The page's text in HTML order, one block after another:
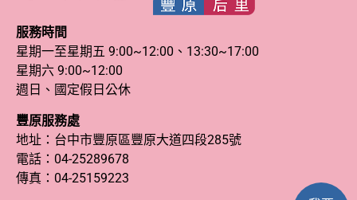
服務時間
星期一至星期五 9:00~12:00、13:30~17:00
星期六 9:00~12:00
週日、國定假日公休
豐原服務處
地址：台中市豐原區豐原大道四段285號
電話： 04-25289678
傳真：04-25159223